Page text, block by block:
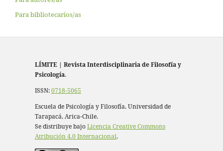
Para bibliotecarios/as
LÍMITE | Revista Interdisciplinaria de Filosofía y
Psicología.
ISSN:0718-5065
Escuela de Psicología y Filosofía, Universidad de
Tarapacá, Arica-Chile.
Se distribuye bajoLicencia Creative Commons
Atribución 4.0 Internacional.